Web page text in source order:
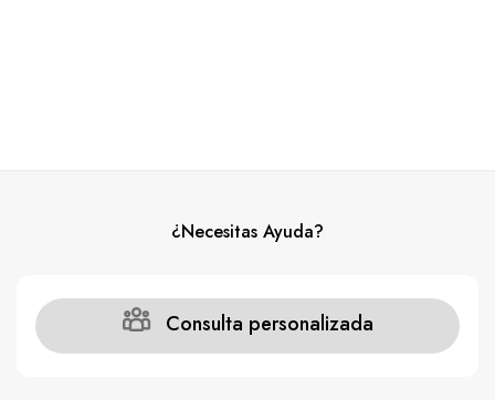
¿Necesitas Ayuda?
Consulta personalizada